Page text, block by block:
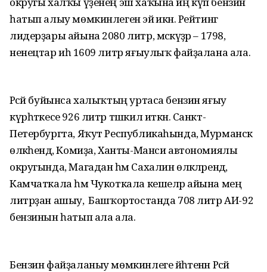
һатып алыу мөмкинлегенә эйә икән. Рейтинг
лидерҙары айына 2080 литр, мәскәүҙәр – 1798,
ненецтар иһә 1609 литр яғыулыҡ файҙалана ала.
Рәсәй буйынса халыҡтың уртаса бензин яғыу
күрһәткесе 926 литр тәшкил иткән. Санкт-
Петербургта, Яҡут Республикаһында, Мурманск
өлкәһендә, Комиҙа, Ханты-Манси автономиялы
округында, Магадан һәм Сахалин өлкәләрендә,
Камчаткала һәм Чукоткала кешеләр айына мең
литрҙан ашыу, ә Башҡортостанда 708 литр АИ-92
бензинын һатып ала ала.
Бензин файҙаланыу мөмкинлеге йәһәтенән Рәсәй